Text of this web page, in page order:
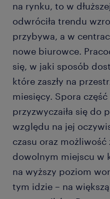
na rynku, to w
odwróciła trendu
przybywa, a w
nowe biurowce.
się, w jaki sposób
które zaszły na
miesięcy. Spora
przyzwyczaiła się do
względu na jej
czasu oraz możliwość
dowolnym miejscu w
na wyższy poziom
tym idzie – na